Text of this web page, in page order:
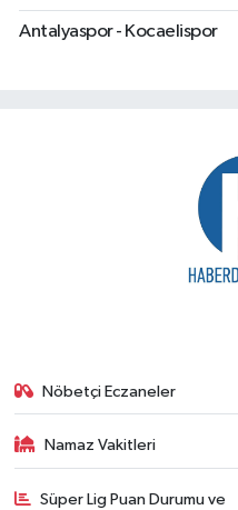
Antalyaspor - Kocaelispor
Nöbetçi Eczaneler
Namaz Vakitleri
Süper Lig Puan Durumu ve